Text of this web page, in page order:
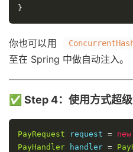
}
你也可以用
至在 Spring 中做自动注入。
✅ Step 4：使用方式超级
PayRequest request = new
PayHandler handler =